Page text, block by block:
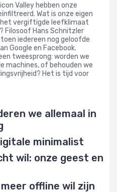
Valley hebben onze
Wat is onze eigen
vergiftigde leefklimaat
Filosoof Hans Schnitzler
iedereen nog geloofde
Google en Facebook.
tweesprong: worden we
machines, of behouden we
Het is tijd voor
we allemaal in
minimalist
wil: onze geest en
offline wil zijn